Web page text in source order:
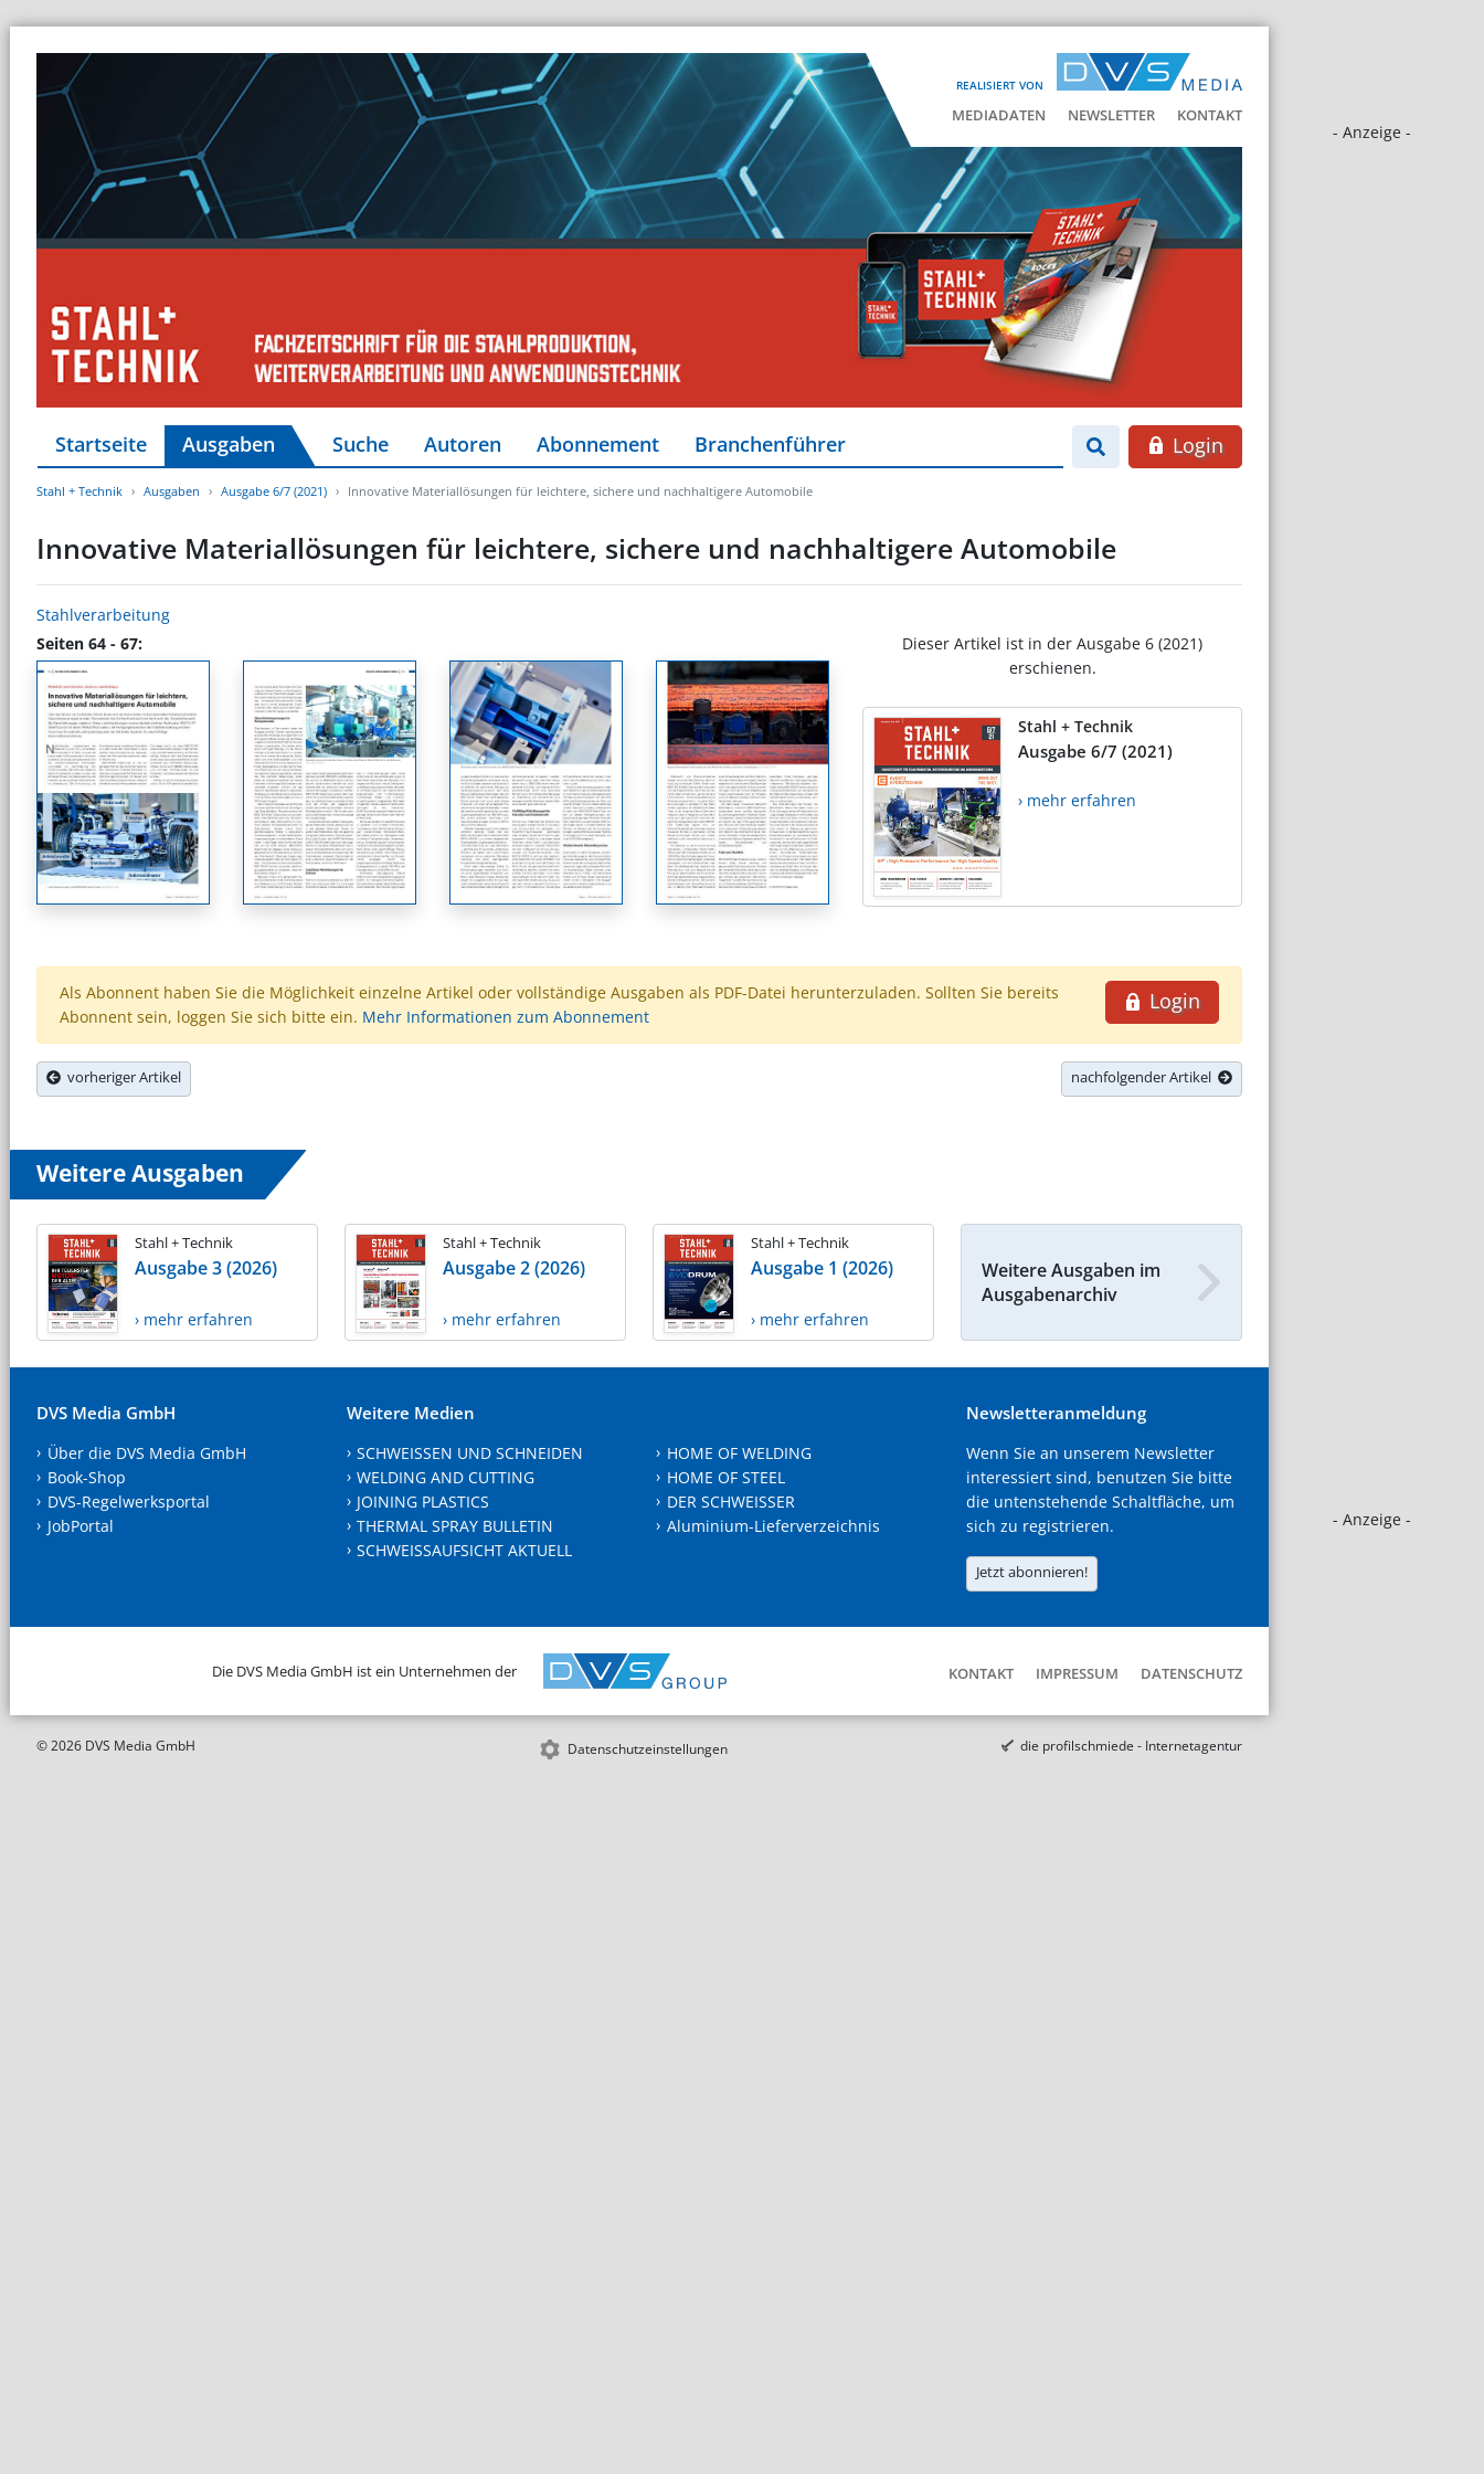
REALISIERT VON
MEDIADATEN NEWSLETTER KONTAKT
- Anzeige -
- Anzeige -
Startseite Ausgaben Suche Autoren Abonnement Branchenführer Login
Stahl + Technik Ausgaben Ausgabe 6/7 (2021) Innovative Materiallösungen für leichtere, sichere und nachhaltigere Automobile
Innovative Materiallösungen für leichtere, sichere und nachhaltigere Automobile
Stahlverarbeitung
Seiten 64 - 67:
Dieser Artikel ist in der Ausgabe 6 (2021)
erschienen.
Stahl + Technik
Ausgabe 6/7 (2021)
› mehr erfahren
Login
Als Abonnent haben Sie die Möglichkeit einzelne Artikel oder vollständige Ausgaben als PDF-Datei herunterzuladen. Sollten Sie bereits
Abonnent sein, loggen Sie sich bitte ein. Mehr Informationen zum Abonnement
vorheriger Artikel nachfolgender Artikel
Weitere Ausgaben
Stahl + Technik
Ausgabe 3 (2026)
› mehr erfahren
Stahl + Technik
Ausgabe 2 (2026)
› mehr erfahren
Stahl + Technik
Ausgabe 1 (2026)
› mehr erfahren
Weitere Ausgaben im
Ausgabenarchiv
DVS Media GmbH
Über die DVS Media GmbH
Book-Shop
DVS-Regelwerksportal
JobPortal
Weitere Medien
SCHWEISSEN UND SCHNEIDEN
WELDING AND CUTTING
JOINING PLASTICS
THERMAL SPRAY BULLETIN
SCHWEISSAUFSICHT AKTUELL
HOME OF WELDING
HOME OF STEEL
DER SCHWEISSER
Aluminium-Lieferverzeichnis
Newsletteranmeldung
Wenn Sie an unserem Newsletter
interessiert sind, benutzen Sie bitte
die untenstehende Schaltfläche, um
sich zu registrieren.
Jetzt abonnieren!
Die DVS Media GmbH ist ein Unternehmen der KONTAKT IMPRESSUM DATENSCHUTZ
© 2026 DVS Media GmbH Datenschutzeinstellungen die profilschmiede - Internetagentur